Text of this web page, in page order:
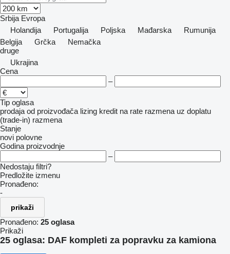
Srbija Evropa
Holandija
Portugalija Poljska Mađarska
Rumunija
Belgija
Grčka
Nemačka
druge
Ukrajina
Cena
–
Tip oglasa
prodaja od proizvođača lizing kredit na rate razmena uz doplatu
(trade-in) razmena
Stanje
novi polovne
Godina proizvodnje
–
Nedostaju filtri?
Predložite izmenu
Pronađeno:
-
prikaži
Pronađeno: 25 oglasa
Prikaži
25 oglasa: DAF kompleti za popravku za kamiona